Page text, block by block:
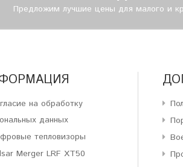
Предложим лучшие цены для малого и
на обработку
данных
тепловизоры
Merger LRF XT50